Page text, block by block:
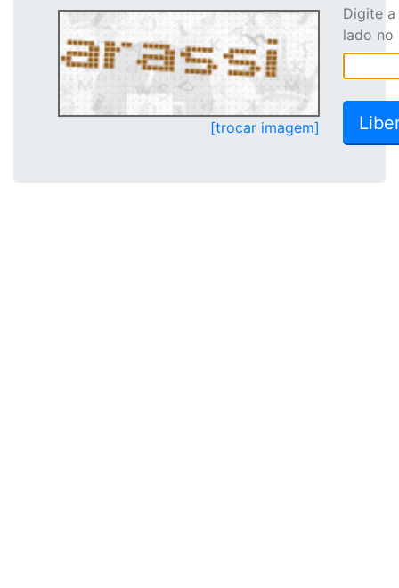
[trocar imagem]
Digite
lado no